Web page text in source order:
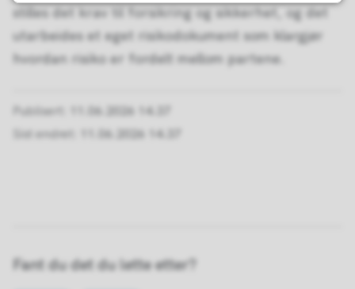
stilles det krav til forsikring og sikkerhet, og det
utarbeides et eget risikodokument som klargjør
hvordan risiko er fordelt mellom partene.
Publisert
11.06.2026 14.37
Sist endret
11.06.2026 14.37
Fant du det du lette etter?